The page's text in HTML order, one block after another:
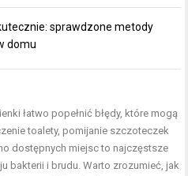
sprawdzone metody
domu
łatwo popełnić błędy, które mogą
toalety, pomijanie szczoteczek
dostępnych miejsc to najczęstsze
bakterii i brudu. Warto zrozumieć, jak